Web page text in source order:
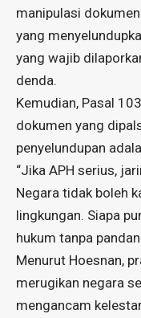
manipulasi
yang
yang wajib
denda.
Kemudian, Pasal
dokumen yang
penyelundupan
“Jika APH serius,
Negara tidak boleh
lingkungan. Siapa
hukum tanpa
Menurut Hoesnan,
merugikan negara
mengancam